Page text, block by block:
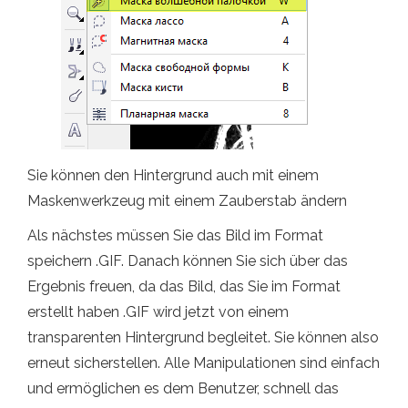
Sie können den Hintergrund auch mit einem
Maskenwerkzeug mit einem Zauberstab ändern
Als nächstes müssen Sie das Bild im Format
speichern .GIF. Danach können Sie sich über das
Ergebnis freuen, da das Bild, das Sie im Format
erstellt haben .GIF wird jetzt von einem
transparenten Hintergrund begleitet. Sie können also
erneut sicherstellen. Alle Manipulationen sind einfach
und ermöglichen es dem Benutzer, schnell das